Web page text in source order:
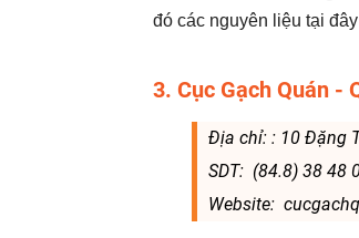
đó các nguyên liệu tại
3. Cục Gạch Quán -
Địa chỉ: : 10 Đặng
SDT: (84.8) 38 48
Website: